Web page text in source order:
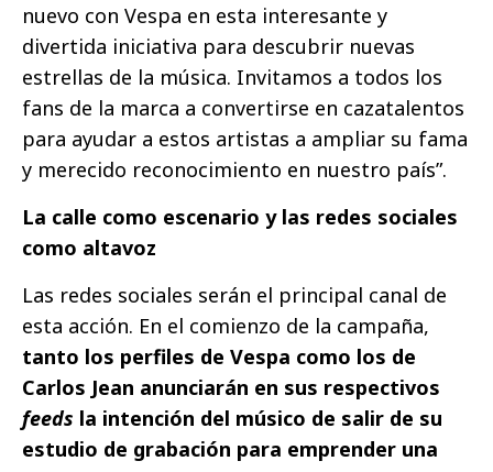
nuevo con Vespa en esta interesante y
divertida iniciativa para descubrir nuevas
estrellas de la música. Invitamos a todos los
fans de la marca a convertirse en cazatalentos
para ayudar a estos artistas a ampliar su fama
y merecido reconocimiento en nuestro país”.
La calle como escenario y las redes sociales
como altavoz
Las redes sociales serán el principal canal de
esta acción. En el comienzo de la campaña,
tanto los perfiles de Vespa como los de
Carlos Jean anunciarán en sus respectivos
feeds la intención del músico de salir de su
estudio de grabación para emprender una